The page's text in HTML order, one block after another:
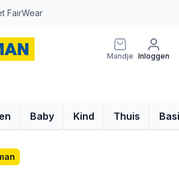
FairWear
Mandje Inloggen
Baby Kind Thuis